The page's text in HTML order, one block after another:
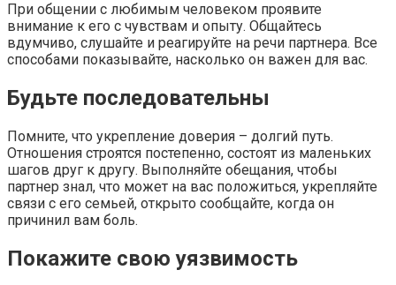
При общении с любимым человеком проявите
внимание к его с чувствам и опыту. Общайтесь
вдумчиво, слушайте и реагируйте на речи партнера. Все
способами показывайте, насколько он важен для вас.
Будьте последовательны
Помните, что укрепление доверия – долгий путь.
Отношения строятся постепенно, состоят из маленьких
шагов друг к другу. Выполняйте обещания, чтобы
партнер знал, что может на вас положиться, укрепляйте
связи с его семьей, открыто сообщайте, когда он
причинил вам боль.
Покажите свою уязвимость